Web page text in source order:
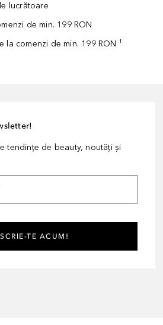
lucrătoare
de min. 199 RON
la comenzi de min. 199 RON ¹
tendințe de beauty, noutăți și
TE ACUM!